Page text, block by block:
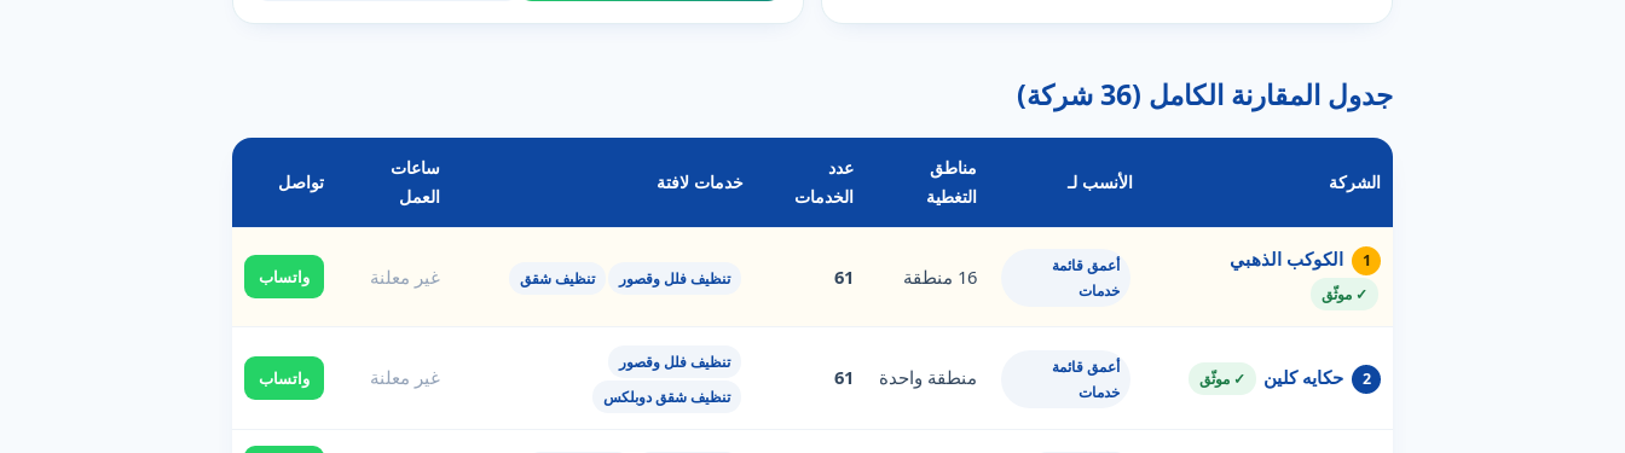
جدول المقارنة الكامل (36 شركة)
الشركة الأنسب لـ
مناطق
التغطية
عدد
الخدمات
خدمات لافتة
ساعات
العمل
تواصل
1 الكوكب الذهبي
✓ موثّق
أعمق قائمة
خدمات
16 منطقة 61 تنظيف فلل وقصور تنظيف شقق غير معلنة واتساب
2 حكايه كلين ✓ موثّق
أعمق قائمة
خدمات
منطقة واحدة 61
تنظيف فلل وقصور
تنظيف شقق دوبلكس
غير معلنة واتساب